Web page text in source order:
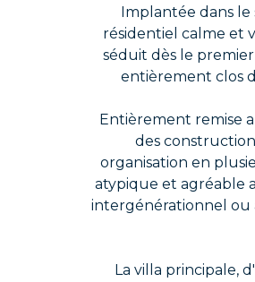
Implantée dans
résidentiel calme et
séduit dès le
entièrement clos
Entièrement remise
des
organisation en
atypique et agréable
intergénérationnel ou
La villa principale,